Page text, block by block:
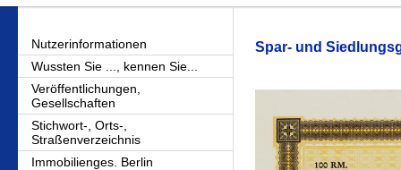
Nutzerinformationen
Wussten Sie ..., kennen Sie...
Veröffentlichungen,
Gesellschaften
Stichwort-, Orts-,
Straßenverzeichnis
Immobilienges. Berlin
Spar- und